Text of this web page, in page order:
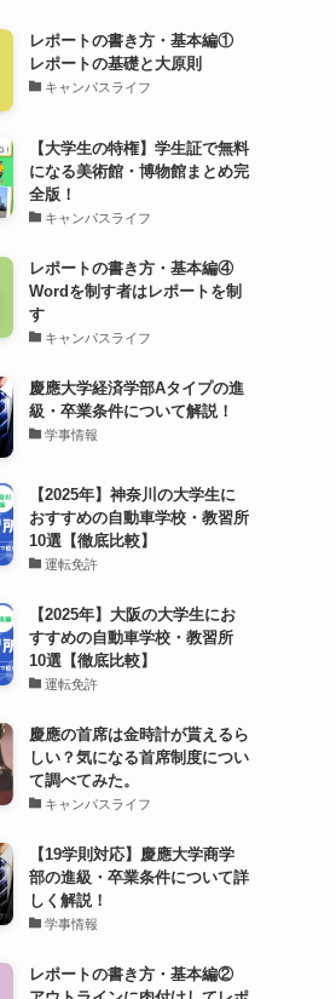
レポートの書き方・基本編①
レポートの基礎と大原則
キャンパスライフ
【大学生の特権】学生証で無料
になる美術館・博物館まとめ完
全版！
キャンパスライフ
レポートの書き方・基本編④
Wordを制す者はレポートを制
す
キャンパスライフ
慶應大学経済学部Aタイプの進
級・卒業条件について解説！
学事情報
【2025年】神奈川の大学生に
おすすめの自動車学校・教習所
10選【徹底比較】
運転免許
【2025年】大阪の大学生にお
すすめの自動車学校・教習所
10選【徹底比較】
運転免許
慶應の首席は金時計が貰えるら
しい？気になる首席制度につい
て調べてみた。
キャンパスライフ
【19学則対応】慶應大学商学
部の進級・卒業条件について詳
しく解説！
学事情報
レポートの書き方・基本編②